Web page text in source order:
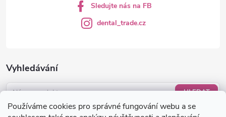
Používáme cookies pro správné fungování webu a se
Vyhledávání
HLEDAT
Sledujte nás na FB
dental_trade.cz